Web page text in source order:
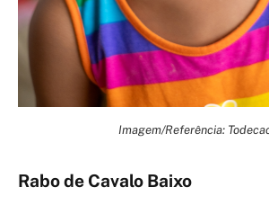
Imagem/Referência:
Rabo de Cavalo Baixo